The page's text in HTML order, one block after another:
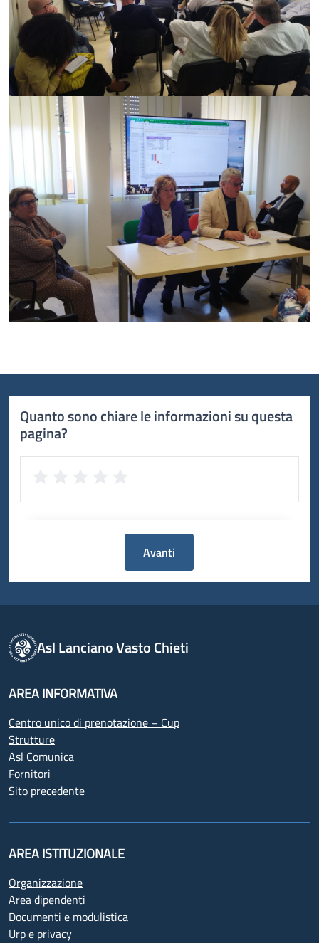
Quanto sono chiare le informazioni su questa
pagina?
Avanti
Asl Lanciano Vasto Chieti
AREA INFORMATIVA
Centro unico di prenotazione – Cup
Strutture
Asl Comunica
Fornitori
Sito precedente
AREA ISTITUZIONALE
Organizzazione
Area dipendenti
Documenti e modulistica
Urp e privacy